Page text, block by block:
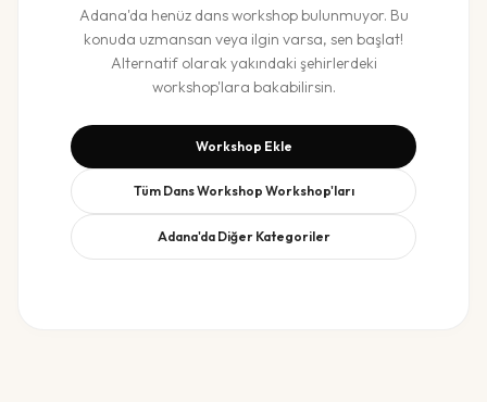
Adana'da henüz dans workshopbulunmuyor. Bu
konuda uzmansan veya ilgin varsa, sen başlat!
Alternatif olarak yakındaki şehirlerdeki
workshop'lara bakabilirsin.
Workshop Ekle
Tüm Dans Workshop Workshop'ları
Adana'da Diğer Kategoriler